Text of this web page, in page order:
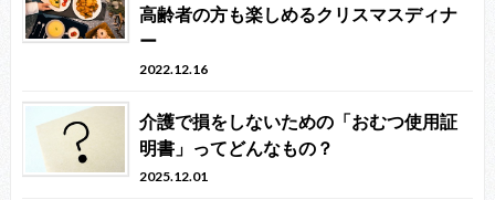
高齢者の方も楽しめるクリスマスディナ
ー
2022.12.16
介護で損をしないための「おむつ使用証
明書」ってどんなもの？
2025.12.01